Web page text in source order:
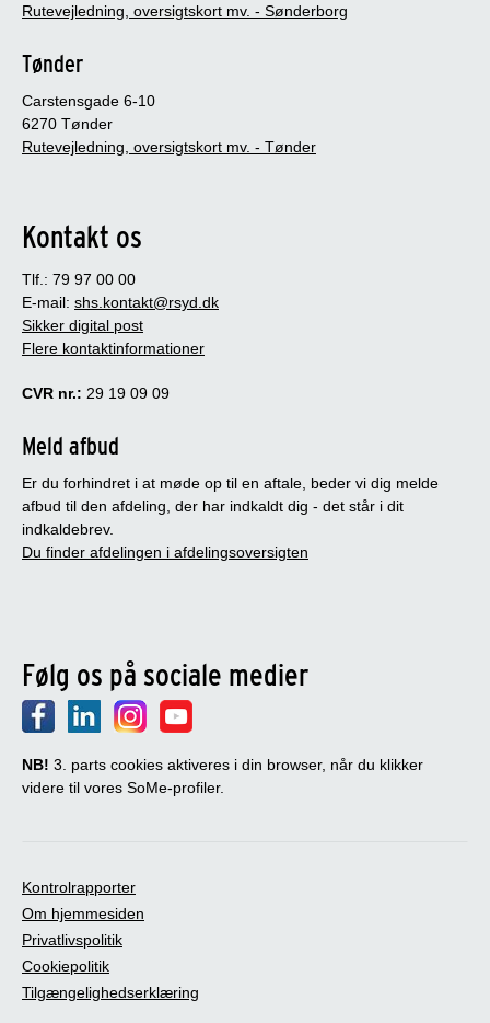
Rutevejledning, oversigtskort mv. - Sønderborg
Tønder
Carstensgade 6-10
6270 Tønder
Rutevejledning, oversigtskort mv. - Tønder
Kontakt os
Tlf.: 79 97 00 00
E-mail: shs.kontakt@rsyd.dk
Sikker digital post
Flere kontaktinformationer
CVR nr.: 29 19 09 09
Meld afbud
Er du forhindret i at møde op til en aftale, beder vi dig melde
afbud til den afdeling, der har indkaldt dig - det står i dit
indkaldebrev.
Du finder afdelingen i afdelingsoversigten
Følg os på sociale medier
NB! 3. parts cookies aktiveres i din browser, når du klikker
videre til vores SoMe-profiler.
Kontrolrapporter
Om hjemmesiden
Privatlivspolitik
Cookiepolitik
Tilgængelighedserklæring